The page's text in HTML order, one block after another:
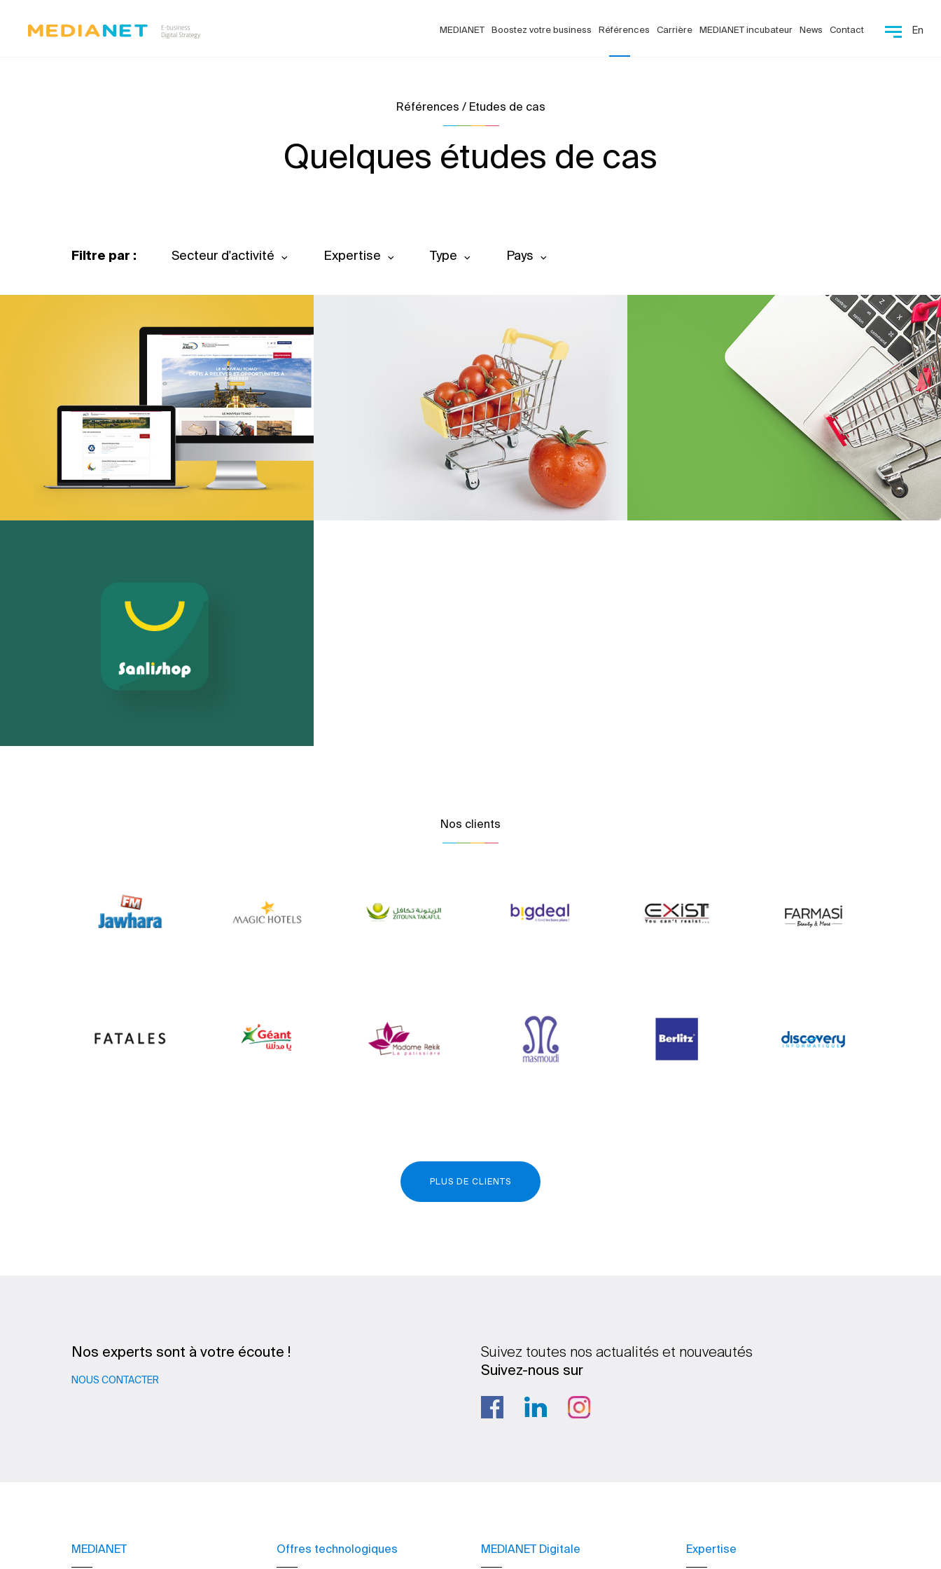
MEDIANET Boostez votre business Références Carrière MEDIANET incubateur News Contact En
Références / Etudes de cas
Quelques études de cas
Filtre par : Secteur d'activité Expertise Type Pays
Stratégie Social Media
Solution e-commerce
Plateformes digitales
Web, Intranet et Extranet
Nos clients
PLUS DE CLIENTS
Nos experts sont à votre écoute !
NOUS CONTACTER
Suivez toutes nos actualités et nouveautés
Suivez-nous sur
MEDIANET Offres technologiques MEDIANET Digitale Expertise